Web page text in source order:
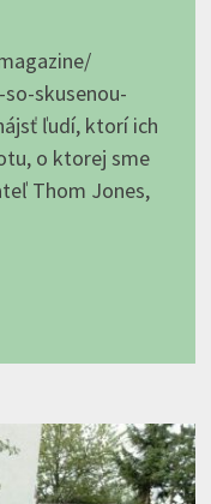
skusenou-
ľudí, ktorí ich
o ktorej sme
Thom Jones,